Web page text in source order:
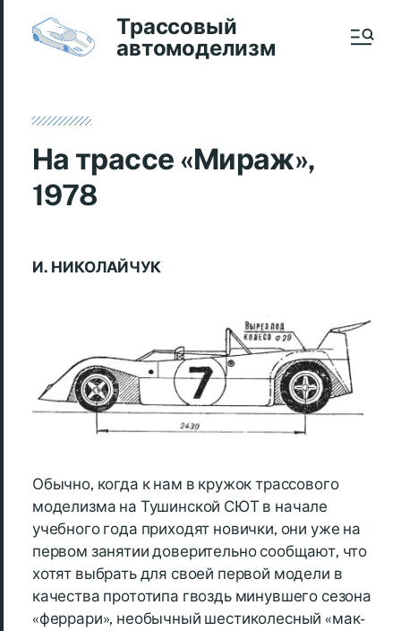
Трассовый
автомоделизм
На трассе «Мираж»,
1978
И. НИКОЛАЙЧУК
Обычно, когда к нам в кружок трассового
моделизма на Тушинской СЮТ в начале
учебного года приходят новички, они уже на
первом занятии доверительно сообщают, что
хотят выбрать для своей первой модели в
качества прототипа гвоздь минувшего сезона
«феррари», необычный шестиколесный «мак-